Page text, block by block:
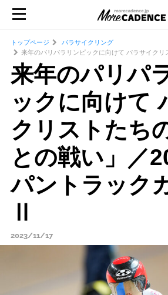
トップページ
パラサイクリング
来年のパリパラリンピックに向けて パラサイク
来年のパリパ
ックに向けて
クリストたち
との戦い」／
パントラック
2023/11/17